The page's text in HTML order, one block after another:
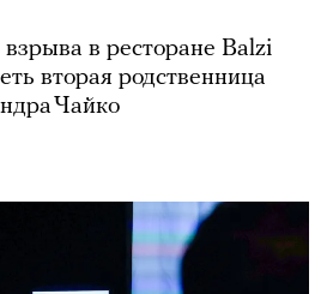
взрыва в ресторане Balzi
вторая родственница
Чайко